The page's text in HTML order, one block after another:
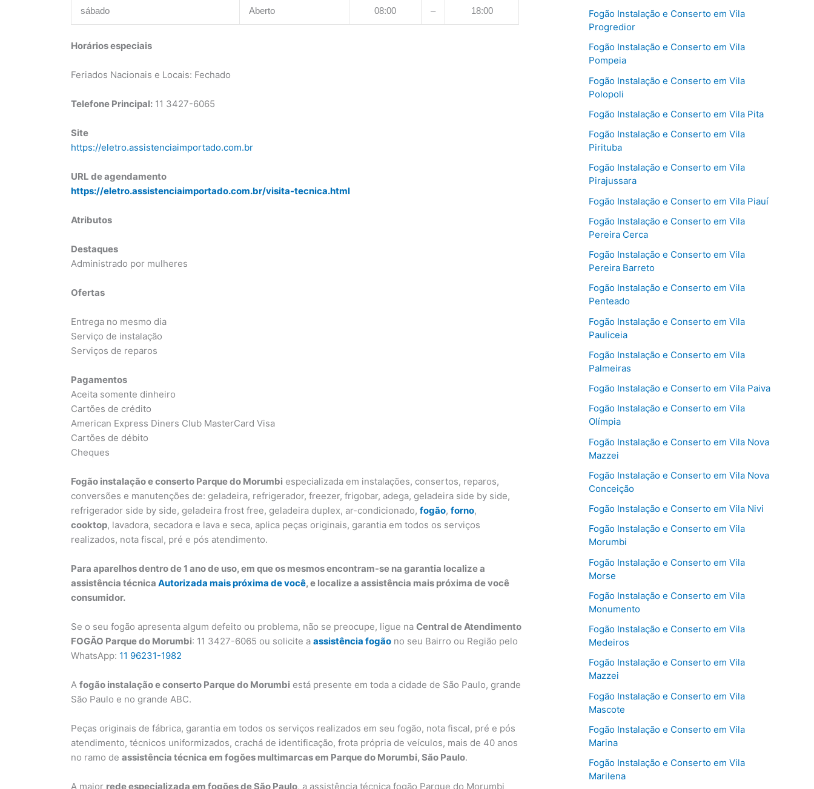
sábado Aberto 08:00 – 18:00
Horários especiais
Feriados Nacionais e Locais: Fechado
Telefone Principal: 11 3427-6065
Site
https://eletro.assistenciaimportado.com.br
URL de agendamento
https://eletro.assistenciaimportado.com.br/visita-tecnica.html
Atributos
Destaques
Administrado por mulheres
Ofertas
Entrega no mesmo dia
Serviço de instalação
Serviços de reparos
Pagamentos
Aceita somente dinheiro
Cartões de crédito
American Express Diners Club MasterCard Visa
Cartões de débito
Cheques
Fogão instalação e conserto Parque do Morumbi especializada em instalações, consertos, reparos,
conversões e manutenções de: geladeira, refrigerador, freezer, frigobar, adega, geladeira side by side,
refrigerador side by side, geladeira frost free, geladeira duplex, ar-condicionado, fogão, forno,
cooktop, lavadora, secadora e lava e seca, aplica peças originais, garantia em todos os serviços
realizados, nota fiscal, pré e pós atendimento.
Para aparelhos dentro de 1 ano de uso, em que os mesmos encontram-se na garantia localize a
assistência técnica Autorizada mais próxima de você, e localize a assistência mais próxima de você
consumidor.
Se o seu fogão apresenta algum defeito ou problema, não se preocupe, ligue na Central de Atendimento
FOGÃO Parque do Morumbi: 11 3427-6065 ou solicite a assistência fogão no seu Bairro ou Região pelo
WhatsApp: 11 96231-1982
A fogão instalação e conserto Parque do Morumbi está presente em toda a cidade de São Paulo, grande
São Paulo e no grande ABC.
Peças originais de fábrica, garantia em todos os serviços realizados em seu fogão, nota fiscal, pré e pós
atendimento, técnicos uniformizados, crachá de identificação, frota própria de veículos, mais de 40 anos
no ramo de assistência técnica em fogões multimarcas em Parque do Morumbi, São Paulo.
A maior rede especializada em fogões de São Paulo, a assistência técnica fogão Parque do Morumbi
Fogão Instalação e Conserto em Vila
Progredior
Fogão Instalação e Conserto em Vila
Pompeia
Fogão Instalação e Conserto em Vila
Polopoli
Fogão Instalação e Conserto em Vila Pita
Fogão Instalação e Conserto em Vila
Pirituba
Fogão Instalação e Conserto em Vila
Pirajussara
Fogão Instalação e Conserto em Vila Piauí
Fogão Instalação e Conserto em Vila
Pereira Cerca
Fogão Instalação e Conserto em Vila
Pereira Barreto
Fogão Instalação e Conserto em Vila
Penteado
Fogão Instalação e Conserto em Vila
Pauliceia
Fogão Instalação e Conserto em Vila
Palmeiras
Fogão Instalação e Conserto em Vila Paiva
Fogão Instalação e Conserto em Vila
Olímpia
Fogão Instalação e Conserto em Vila Nova
Mazzei
Fogão Instalação e Conserto em Vila Nova
Conceição
Fogão Instalação e Conserto em Vila Nivi
Fogão Instalação e Conserto em Vila
Morumbi
Fogão Instalação e Conserto em Vila
Morse
Fogão Instalação e Conserto em Vila
Monumento
Fogão Instalação e Conserto em Vila
Medeiros
Fogão Instalação e Conserto em Vila
Mazzei
Fogão Instalação e Conserto em Vila
Mascote
Fogão Instalação e Conserto em Vila
Marina
Fogão Instalação e Conserto em Vila
Marilena